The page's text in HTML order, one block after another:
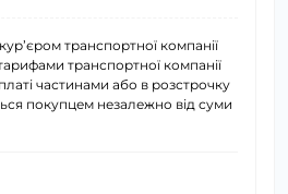
транспортної компанії
транспортної компанії
частинами або в розстрочку
покупцем незалежно від суми